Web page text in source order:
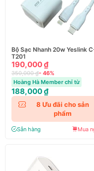
Bộ Sạc Nhanh 20w Yeslink
T201
190,000 ₫
350,000 ₫- 46%
Hoàng Hà Member chỉ từ
188,000 ₫
8 Ưu đãi cho sản
phẩm
Sẵn hàng Mua